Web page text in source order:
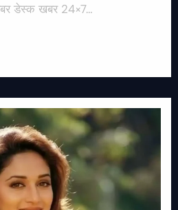
डेस्क खबर 24×7…